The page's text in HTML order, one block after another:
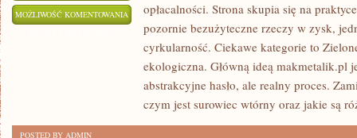
MOŻLIWOŚĆ KOMENTOWANIA RODZAJE
ODPADÓW
opłacalności. Strona skupia się na
pozornie bezużyteczne rzeczy w zysk,
cyrkularność. Ciekawe kategorie to
ekologiczna. Główną ideą makmetalik.pl
abstrakcyjne hasło, ale realny proces.
czym jest surowiec wtórny oraz jakie są
POSTED BY ADMIN